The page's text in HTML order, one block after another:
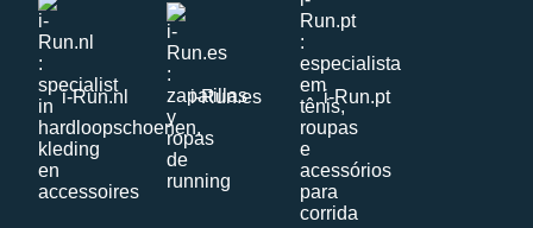
i-Run.nl i-Run.es i-Run.pt